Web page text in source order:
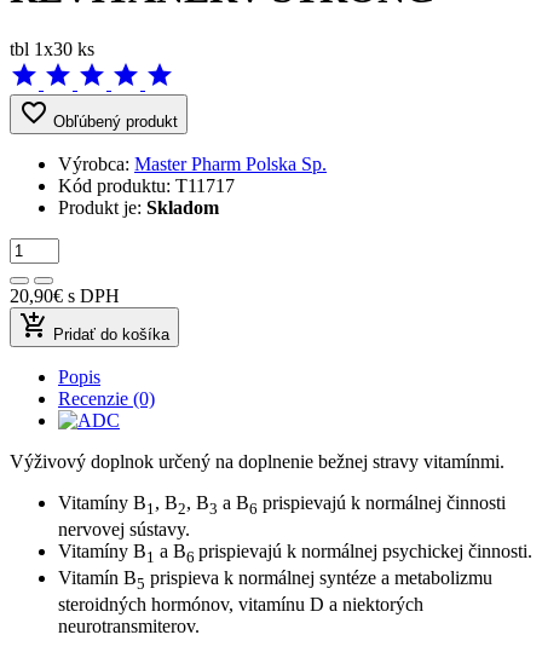
tbl 1x30 ks
star star star star star
favorite_border Obľúbený produkt
Výrobca: Master Pharm Polska Sp.
Kód produktu: T11717
Produkt je: Skladom
20,90€ s DPH
add_shopping_cart Pridať do košíka
Popis
Recenzie (0)
Výživový doplnok určený na doplnenie bežnej stravy vitamínmi.
Vitamíny B1 , B2, B3 a B6 prispievajú k normálnej činnosti
nervovej sústavy.
Vitamíny B1 a B6 prispievajú k normálnej psychickej činnosti.
Vitamín B5 prispieva k normálnej syntéze a metabolizmu
steroidných hormónov, vitamínu D a niektorých
neurotransmiterov.